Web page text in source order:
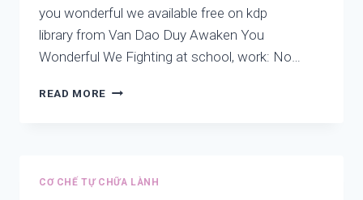
MÃN
NAN
Y
you wonderful we available free on kdp
library from Van Dao Duy Awaken You
Wonderful We Fighting at school, work: No…
READ MORE PICTURES
YOU
CƠ CHẾ TỰ CHỮA LÀNH